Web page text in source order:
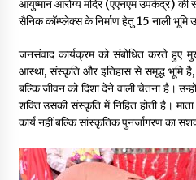
आयुष्मान आरोग्य मंदिर (एएनएम उपकेंद्र) की
सैनिक कॉम्प्लेक्स के निर्माण हेतु 15 नाली भूमि
जनसंवाद कार्यक्रम को संबोधित करते हुए
आस्था, संस्कृति और इतिहास से समृद्ध भूमि
बल्कि जीवन को दिशा देने वाली चेतना है।
शक्ति उसकी संस्कृति में निहित होती है।
कार्य नहीं बल्कि सांस्कृतिक पुनर्जागरण का